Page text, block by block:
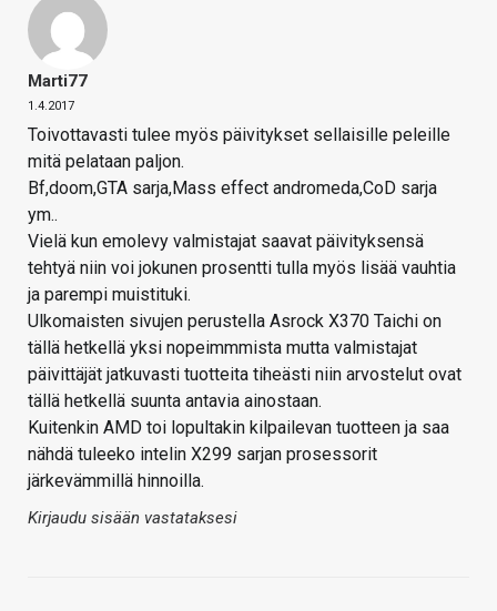
Marti77
1.4.2017
Toivottavasti tulee myös päivitykset sellaisille peleille
mitä pelataan paljon.
Bf,doom,GTA sarja,Mass effect andromeda,CoD sarja
ym..
Vielä kun emolevy valmistajat saavat päivityksensä
tehtyä niin voi jokunen prosentti tulla myös lisää vauhtia
ja parempi muistituki.
Ulkomaisten sivujen perustella Asrock X370 Taichi on
tällä hetkellä yksi nopeimmmista mutta valmistajat
päivittäjät jatkuvasti tuotteita tiheästi niin arvostelut ovat
tällä hetkellä suunta antavia ainostaan.
Kuitenkin AMD toi lopultakin kilpailevan tuotteen ja saa
nähdä tuleeko intelin X299 sarjan prosessorit
järkevämmillä hinnoilla.
Kirjaudu sisään vastataksesi